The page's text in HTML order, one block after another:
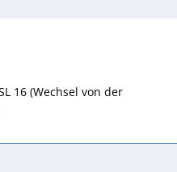
16 (Wechsel von der